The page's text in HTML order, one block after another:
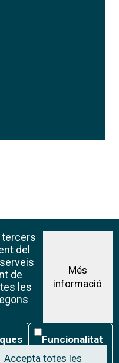
tercers
del
de
les
Més
informació
Funcionalitat
Funcionalitat
▸
Accepta totes les